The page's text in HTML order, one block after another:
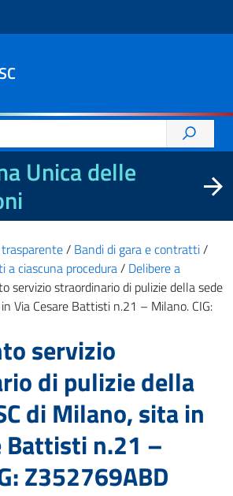
Unica delle
/ Bandi di gara e contratti/
ciascuna procedura/ Delibere a
servizio straordinario di pulizie della sede
Via Cesare Battisti n.21 – Milano. CIG:
servizio
di pulizie della
di Milano, sita in
Battisti n.21 –
Z352769ABD